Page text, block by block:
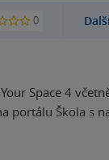
0
Space 4
portálu Škola s